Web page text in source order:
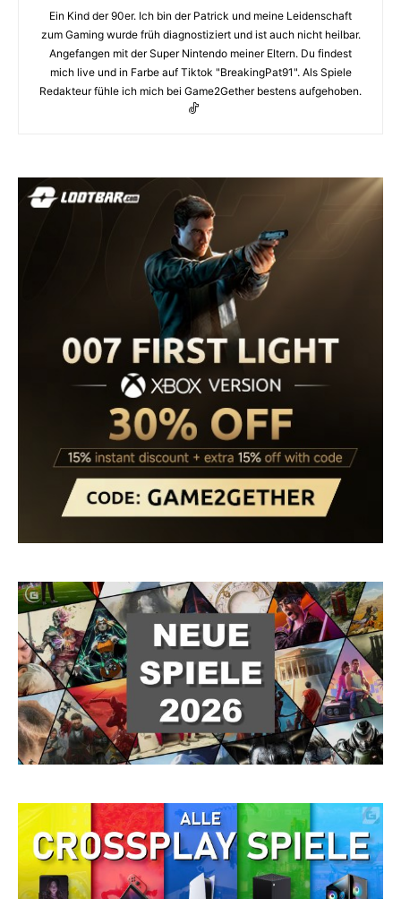
Ein Kind der 90er. Ich bin der Patrick und meine Leidenschaft
zum Gaming wurde früh diagnostiziert und ist auch nicht heilbar.
Angefangen mit der Super Nintendo meiner Eltern. Du findest
mich live und in Farbe auf Tiktok "BreakingPat91". Als Spiele
Redakteur fühle ich mich bei Game2Gether bestens aufgehoben.